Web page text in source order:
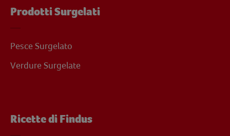
Prodotti Surgelati
Pesce Surgelato
Verdure Surgelate
Ricette di Findus